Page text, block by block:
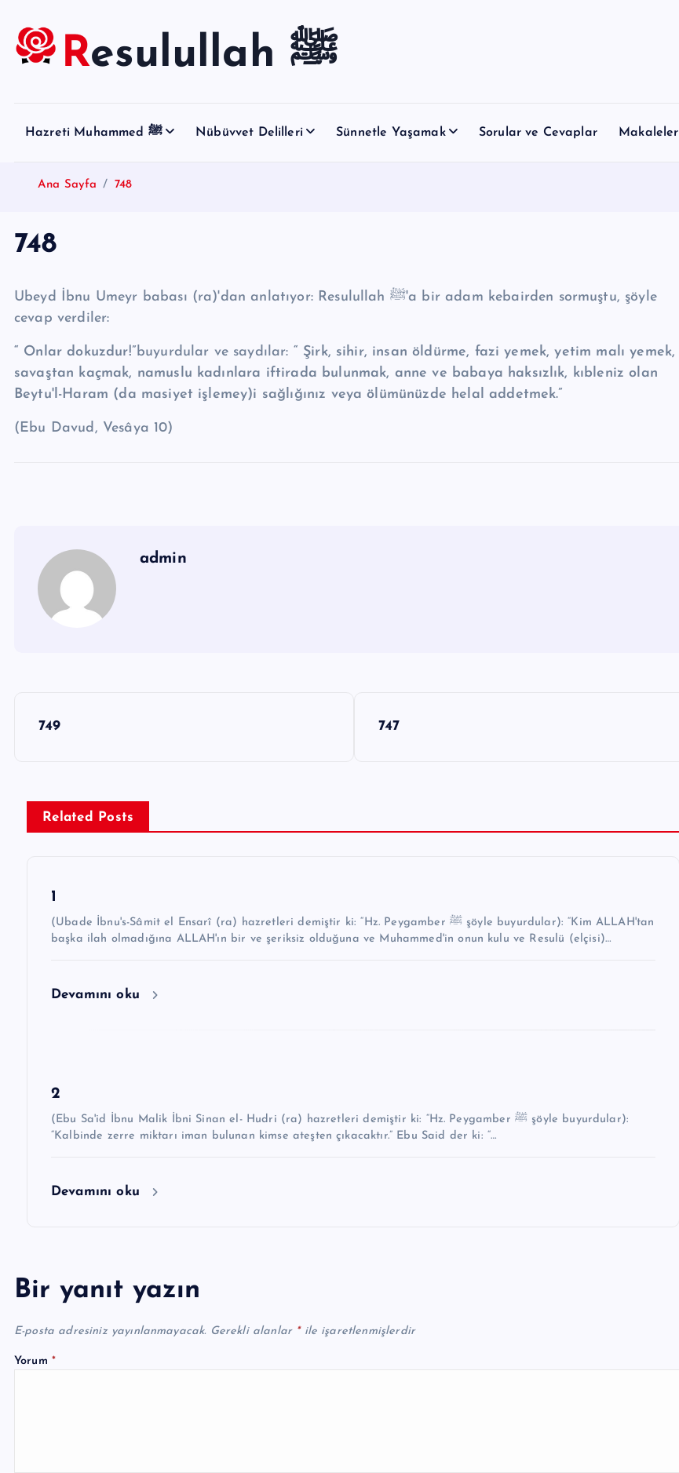
Resulullah ﷺ
Hazreti Muhammed ﷺ Nübüvvet Delilleri Sünnetle Yaşamak Sorular ve Cevaplar Makaleler
Ana Sayfa 748
748
Ubeyd İbnu Umeyr babası (ra)'dan anlatıyor: Resulullah ﷺ'a bir adam kebairden sormuştu, şöyle
cevap verdiler:
“ Onlar dokuzdur!”buyurdular ve saydılar: “ Şirk, sihir, insan öldürme, fazi yemek, yetim malı yemek,
savaştan kaçmak, namuslu kadınlara iftirada bulunmak, anne ve babaya haksızlık, kıbleniz olan
Beytu'l-Haram (da masiyet işlemey)i sağlığınız veya ölümünüzde helal addetmek.”
(Ebu Davud, Vesâya 10)
admin
749 747
Related Posts
1
(Ubade İbnu's-Sâmit el Ensarî (ra) hazretleri demiştir ki: “Hz. Peygamber ﷺ şöyle buyurdular): “Kim ALLAH'tan
başka ilah olmadığına ALLAH'ın bir ve şeriksiz olduğuna ve Muhammed'in onun kulu ve Resulü (elçisi)…
Devamını oku
2
(Ebu Sa'id İbnu Malik İbni Sinan el- Hudri (ra) hazretleri demiştir ki: “Hz. Peygamber ﷺ şöyle buyurdular):
“Kalbinde zerre miktarı iman bulunan kimse ateşten çıkacaktır.” Ebu Said der ki: “…
Devamını oku
Bir yanıt yazın
E-posta adresiniz yayınlanmayacak. Gerekli alanlar *ile işaretlenmişlerdir
Yorum *